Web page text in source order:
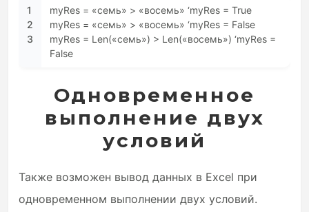
1
2
3
myRes = «семь» > «восемь» ‘myRes = True
myRes = «семь» > «восемь» ‘myRes = False
myRes = Len(«семь») > Len(«восемь») ‘myRes =
False
Одновременное
выполнение двух
условий
Также возможен вывод данных в Excel при
одновременном выполнении двух условий.